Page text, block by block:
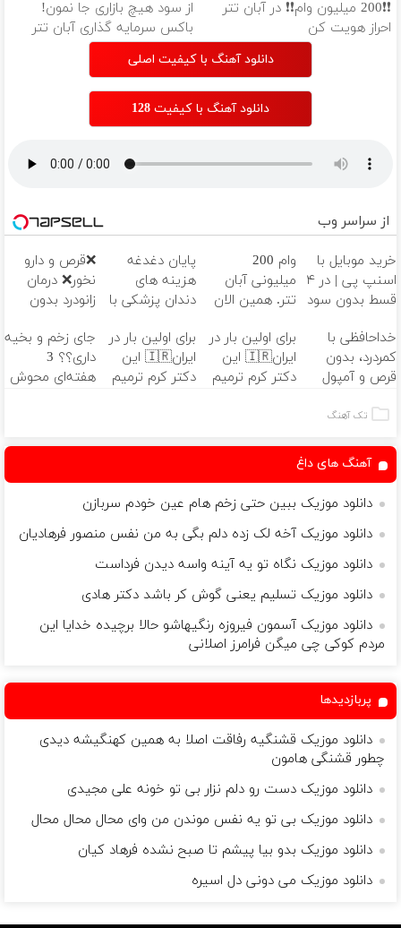
❗❗200 میلیون وام❗❗ در آبان تتر
احراز هویت کن
از سود هیچ بازاری جا نمون!
باکس سرمایه گذاری آبان تتر
دانلود آهنگ با کیفیت اصلی
دانلود آهنگ با کیفیت 128
از سراسر وب
خرید موبایل با
اسنپ پی | در ۴
قسط بدون سود
وام 200
میلیونی آبان
تتر. همین الان
پایان دغدغه
هزینه های
دندان پزشکی با
کننده خانگی
❌قرص‌ و دارو
نخور❌ درمان
زانودرد بدون
خداحافظی با
کمردرد، بدون
قرص و آمپول
برای اولین بار در
ایران🇮🇷 این
دکتر کرم ترمیم
برای اولین بار در
ایران🇮🇷 این
دکتر کرم ترمیم
جای زخم و بخیه
داری؟؟ 3
هفته‌ای محوش
تک آهنگ
آهنگ های داغ
دانلود موزیک ببین حتی زخم هام عین خودم سربازن
دانلود موزیک آخه لک زده دلم بگی به من نفس منصور فرهادیان
دانلود موزیک نگاه تو یه آینه واسه دیدن فرداست
دانلود موزیک تسلیم یعنی گوش کر باشد دکتر هادی
دانلود موزیک آسمون فیروزه رنگیهاشو حالا برچیده خدایا این
مردم کوکی چی میگن فرامرز اصلانی
پربازدیدها
دانلود موزیک قشنگیه رفاقت اصلا به همین کهنگیشه دیدی
چطور قشنگی هامون
دانلود موزیک دست رو دلم نزار بی تو خونه علی مجیدی
دانلود موزیک بی تو یه نفس موندن من وای محال محال محال
دانلود موزیک بدو بیا پیشم تا صبح نشده فرهاد کیان
دانلود موزیک می دونی دل اسیره